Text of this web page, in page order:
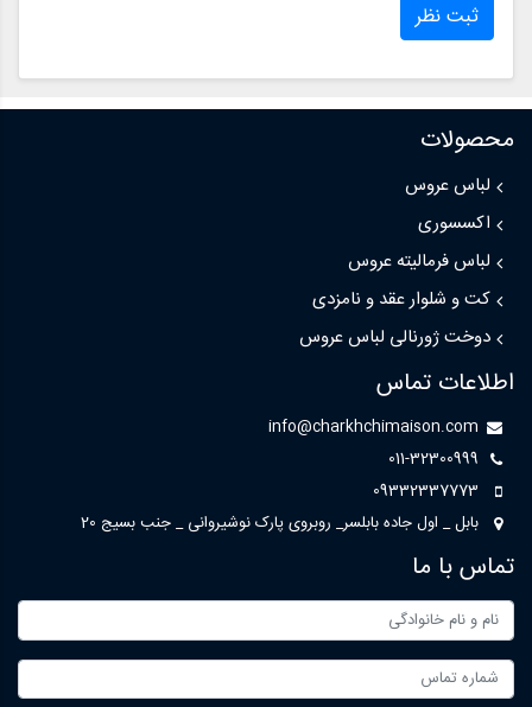
ثبت نظر
محصولات
لباس عروس
اکسسوری
لباس فرمالیته عروس
کت و شلوار عقد و نامزدی
دوخت ژورنالی لباس عروس
اطلاعات تماس
info@charkhchimaison.com
011-32300999
09332337773
بابل _ اول جاده بابلسر_ روبروی پارک نوشیروانی _ جنب بسیج 20
تماس با ما